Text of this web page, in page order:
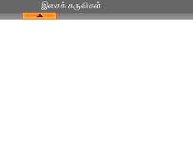
இசைக் கருவிகள்